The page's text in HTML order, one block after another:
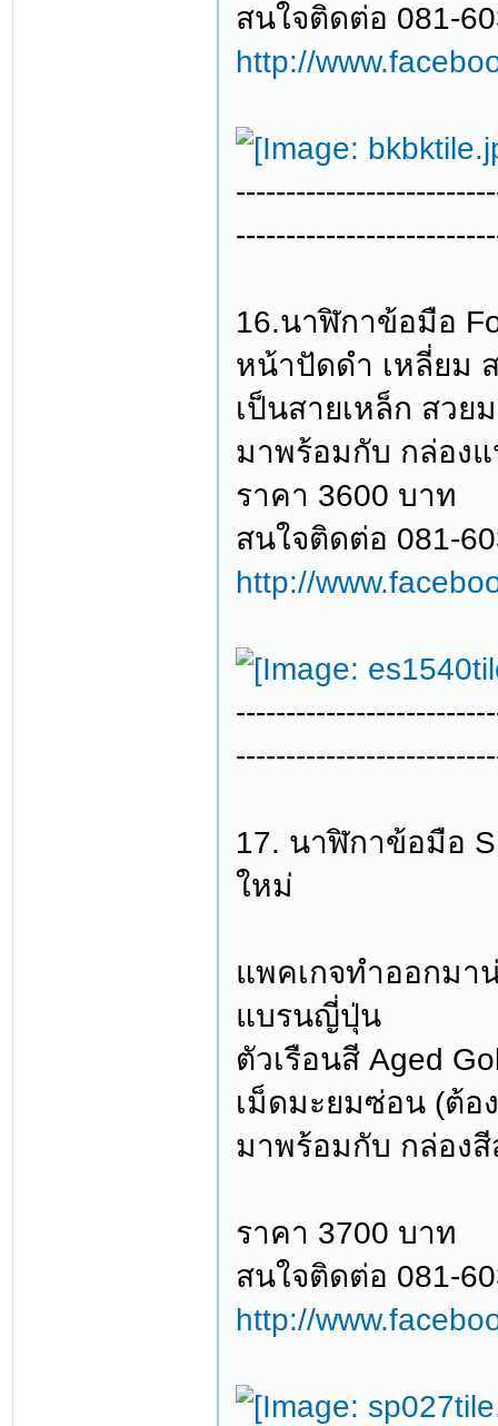
สนใจติดต่อ 081-
http://
16.นาฬิกาข้อมือ
หน้าปัดดำ เหลี่ยม
เป็นสายเหล็ก สวย
มาพร้อมกับ กล่อง
ราคา 3600 บาท
สนใจติดต่อ 081-
http://
17. นาฬิกาข้อมือ
ใหม่
แพคเกจทำออกมา
แบรนญี่ปุ่น
ตัวเรือนสี Aged
เม็ดมะยมซ่อน (ต้อ
มาพร้อมกับ กล่อง
ราคา 3700 บาท
สนใจติดต่อ 081-
http://